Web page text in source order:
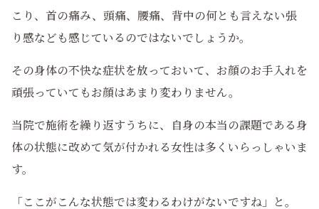
こり、首の痛み、頭痛、腰痛、背中の何とも言えない張
り感なども感じているのではないでしょうか。
その身体の不快な症状を放っておいて、お顔のお手入れを
頑張っていてもお顔はあまり変わりません。
当院で施術を繰り返すうちに、自身の本当の課題である身
体の状態に改めて気が付かれる女性は多くいらっしゃいま
す。
「ここがこんな状態では変わるわけがないですね」と。